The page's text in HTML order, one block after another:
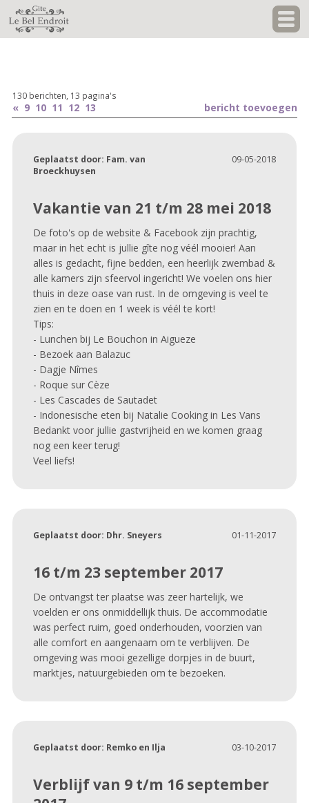
130 berichten, 13 pagina's
bericht toevoegen
« 9 10 11 12 13
09-05-2018
Geplaatst door: Fam. van
Broeckhuysen
Vakantie van 21 t/m 28 mei 2018
De foto's op de website & Facebook zijn prachtig,
maar in het echt is jullie gîte nog véél mooier! Aan
alles is gedacht, fijne bedden, een heerlijk zwembad &
alle kamers zijn sfeervol ingericht! We voelen ons hier
thuis in deze oase van rust. In de omgeving is veel te
zien en te doen en 1 week is véél te kort!
Tips:
- Lunchen bij Le Bouchon in Aigueze
- Bezoek aan Balazuc
- Dagje Nîmes
- Roque sur Cèze
- Les Cascades de Sautadet
- Indonesische eten bij Natalie Cooking in Les Vans
Bedankt voor jullie gastvrijheid en we komen graag
nog een keer terug!
Veel liefs!
01-11-2017
Geplaatst door: Dhr. Sneyers
16 t/m 23 september 2017
De ontvangst ter plaatse was zeer hartelijk, we
voelden er ons onmiddellijk thuis. De accommodatie
was perfect ruim, goed onderhouden, voorzien van
alle comfort en aangenaam om te verblijven. De
omgeving was mooi gezellige dorpjes in de buurt,
marktjes, natuurgebieden om te bezoeken.
03-10-2017
Geplaatst door: Remko en Ilja
Verblijf van 9 t/m 16 september